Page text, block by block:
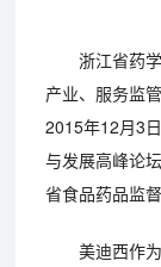
浙江省药
产业、服务监
2015年12月3
与发展高峰论
省食品药品监
美迪西作